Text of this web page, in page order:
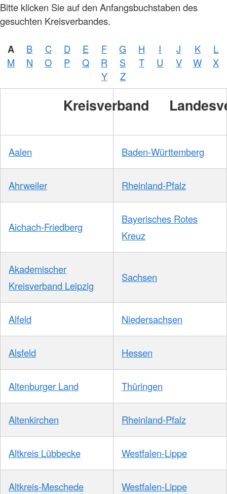
Bitte klicken Sie auf den Anfangsbuchstaben des
gesuchten Kreisverbandes.
A B C D E F G H I J K
L
M
N O P Q R S T U V W
X
Y
Z
Kreisverband
Aalen Baden-Württemberg
Ahrweiler Rheinland-Pfalz
Aichach-Friedberg
Bayerisches Rotes
Kreuz
Akademischer
Kreisverband Leipzig
Sachsen
Alfeld Niedersachsen
Alsfeld Hessen
Altenburger Land Thüringen
Altenkirchen Rheinland-Pfalz
Altkreis Lübbecke Westfalen-Lippe
Altkreis-Meschede Westfalen-Lippe